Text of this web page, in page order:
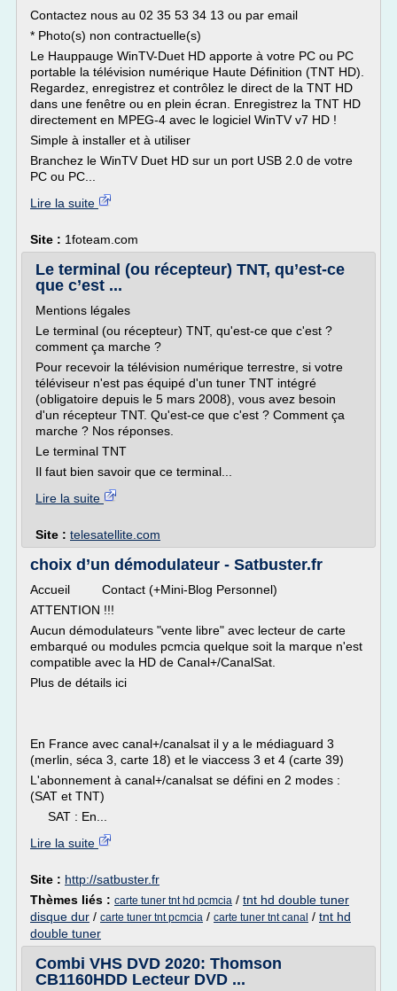
Contactez nous au 02 35 53 34 13 ou par email
* Photo(s) non contractuelle(s)
Le Hauppauge WinTV-Duet HD apporte à votre PC ou PC
portable la télévision numérique Haute Définition (TNT HD).
Regardez, enregistrez et contrôlez le direct de la TNT HD
dans une fenêtre ou en plein écran. Enregistrez la TNT HD
directement en MPEG-4 avec le logiciel WinTV v7 HD !
Simple à installer et à utiliser
Branchez le WinTV Duet HD sur un port USB 2.0 de votre
PC ou PC...
Lire la suite
Site : 1foteam.com
Le terminal (ou récepteur) TNT, qu’est-ce
que c’est ...
Mentions légales
Le terminal (ou récepteur) TNT, qu'est-ce que c'est ?
comment ça marche ?
Pour recevoir la télévision numérique terrestre, si votre
téléviseur n'est pas équipé d'un tuner TNT intégré
(obligatoire depuis le 5 mars 2008), vous avez besoin
d'un récepteur TNT. Qu'est-ce que c'est ? Comment ça
marche ? Nos réponses.
Le terminal TNT
Il faut bien savoir que ce terminal...
Lire la suite
Site : telesatellite.com
choix d’un démodulateur - Satbuster.fr
Accueil Contact (+Mini-Blog Personnel)
ATTENTION !!!
Aucun démodulateurs "vente libre" avec lecteur de carte
embarqué ou modules pcmcia quelque soit la marque n'est
compatible avec la HD de Canal+/CanalSat.
Plus de détails ici
En France avec canal+/canalsat il y a le médiaguard 3
(merlin, séca 3, carte 18) et le viaccess 3 et 4 (carte 39)
L'abonnement à canal+/canalsat se défini en 2 modes :
(SAT et TNT)
SAT : En...
Lire la suite
Site : http://satbuster.fr
Thèmes liés : carte tuner tnt hd pcmcia / tnt hd double tuner
disque dur / carte tuner tnt pcmcia / carte tuner tnt canal / tnt hd
double tuner
Combi VHS DVD 2020: Thomson
CB1160HDD Lecteur DVD ...